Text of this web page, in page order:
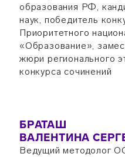
образования РФ,
наук, победитель
Приоритетного
«Образование»,
жюри регионального
конкурса сочинений
БРАТАШ
ВАЛЕНТИНА
Ведущий методолог